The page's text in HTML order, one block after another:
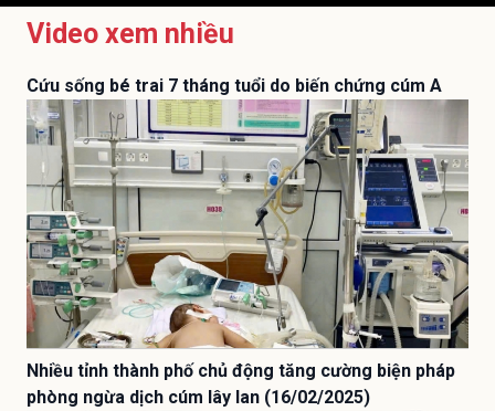
Video xem nhiều
Cứu sống bé trai 7 tháng tuổi do biến chứng cúm A
Nhiều tỉnh thành phố chủ động tăng cường biện pháp
phòng ngừa dịch cúm lây lan (16/02/2025)